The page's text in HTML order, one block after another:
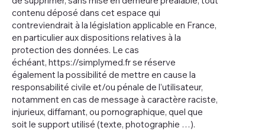
contenu déposé dans cet espace qui
contreviendrait à la législation applicable en France,
en particulier aux dispositions relatives à la
protection des données. Le cas
échéant, https://simplymed.frse réserve
également la possibilité de mettre en cause la
responsabilité civile et/ou pénale de l’utilisateur,
notamment en cas de message à caractère raciste,
injurieux, diffamant, ou pornographique, quel que
soit le support utilisé (texte, photographie …).